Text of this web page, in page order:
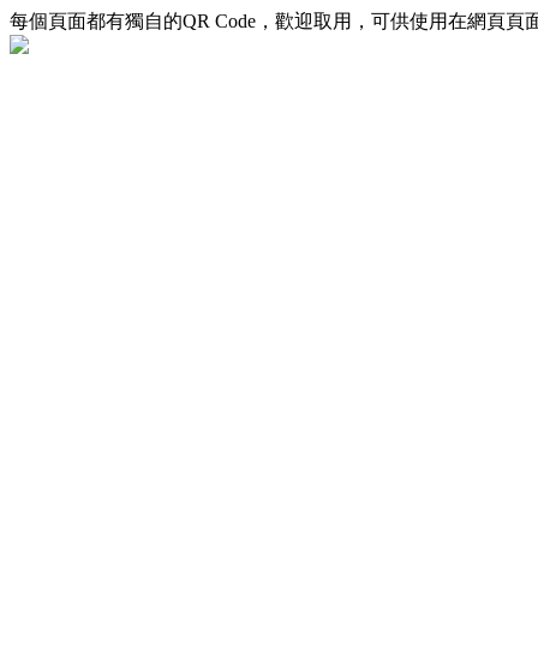
每個頁面都有獨自的QR Code，歡迎取用，可供使用在網頁頁